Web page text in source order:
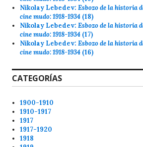
Nikolay Lebedev:Esbozo de la historia
cine mudo: 1918-1934 (18)
Nikolay Lebedev:Esbozo de la historia
cine mudo: 1918-1934 (17)
Nikolay Lebedev:Esbozo de la historia
cine mudo: 1918-1934 (16)
CATEGORÍAS
1900-1910
1910-1917
1917
1917-1920
1918